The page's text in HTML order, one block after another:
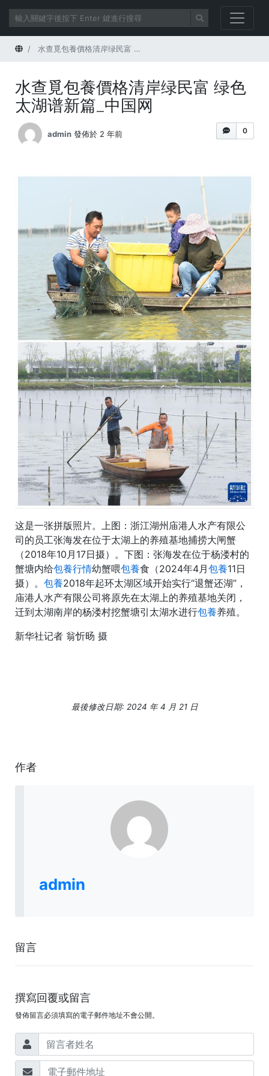
首頁 水查覓包養價格清岸绿民富 绿色太湖谱新篇_中国网
水查覓包養價格清岸绿民富 绿色
太湖谱新篇_中国网
0
admin 發佈於 2 年前
这是一张拼版照片。上图：浙江湖州庙港人水产有限公
司的员工张海发在位于太湖上的养殖基地捕捞大闸蟹
（2018年10月17日摄）。下图：张海发在位于杨溇村的
蟹塘内给包養行情幼蟹喂包養食（2024年4月包養11日
摄）。 包養2018年起环太湖区域开始实行“退蟹还湖”，
庙港人水产有限公司将原先在太湖上的养殖基地关闭，
迁到太湖南岸的杨溇村挖蟹塘引太湖水进行包養养殖。
新华社记者 翁忻旸 摄
最後修改日期: 2024 年 4 月 21 日
作者
admin
留言
撰寫回覆或留言
發佈留言必須填寫的電子郵件地址不會公開。